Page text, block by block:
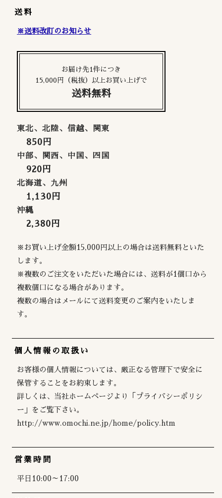
送料
※送料改訂のお知らせ
お届け先1件につき
15,000円（税抜）以上お買い上げで
送料無料
東北、北陸、信越、関東
850円
中部、関西、中国、四国
920円
北海道、九州
1,130円
沖縄
2,380円
※お買い上げ金額15,000円以上の場合は送料無料といた
します。
※複数のご注文をいただいた場合には、送料が1個口から
複数個口になる場合があります。
複数の場合はメールにて送料変更のご案内をいたしま
す。
個人情報の取扱い
お客様の個人情報については、厳正なる管理下で安全に
保管することをお約束します。
詳しくは、当社ホームページより「プライバシーポリシ
ー」をご覧下さい。
http://www.omochi.ne.jp/home/policy.htm
営業時間
平日10:00～17:00